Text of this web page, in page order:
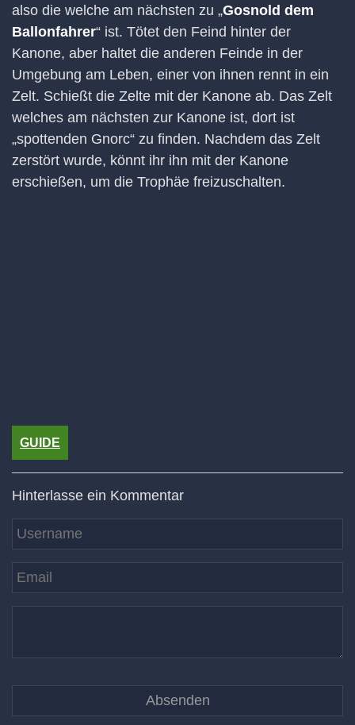
also die welche am nächsten zu „Gosnold dem
Ballonfahrer“ ist. Tötet den Feind hinter der
Kanone, aber haltet die anderen Feinde in der
Umgebung am Leben, einer von ihnen rennt in ein
Zelt. Schießt die Zelte mit der Kanone ab. Das Zelt
welches am nächsten zur Kanone ist, dort ist
„spottenden Gnorc“ zu finden. Nachdem das Zelt
zerstört wurde, könnt ihr ihn mit der Kanone
erschießen, um die Trophäe freizuschalten.
GUIDE
Hinterlasse ein Kommentar